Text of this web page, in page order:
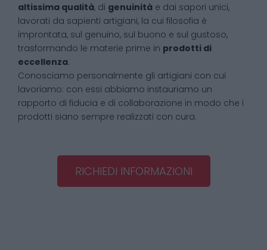
altissima qualità, di genuinità e dai sapori unici,
lavorati da sapienti artigiani, la cui filosofia è
improntata, sul genuino, sul buono e sul gustoso,
trasformando le materie prime in prodotti di
eccellenza.
Conosciamo personalmente gli artigiani con cui
lavoriamo: con essi abbiamo instauriamo un
rapporto di fiducia e di collaborazione in modo che i
prodotti siano sempre realizzati con cura.
RICHIEDI INFORMAZIONI